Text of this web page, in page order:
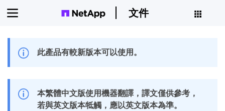
文件
此產品有較新版本可以使用。
本繁體中文版使用機器翻譯，譯文僅供參考，
若與英文版本牴觸，應以英文版本為準。